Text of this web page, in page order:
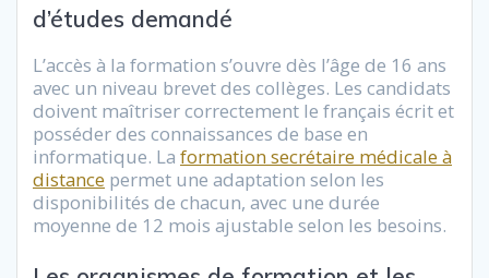
d’études demandé
L’accès à la formation s’ouvre dès l’âge de 16 ans
avec un niveau brevet des collèges. Les candidats
doivent maîtriser correctement le français écrit et
posséder des connaissances de base en
informatique. La formation secrétaire médicale à
distance permet une adaptation selon les
disponibilités de chacun, avec une durée
moyenne de 12 mois ajustable selon les besoins.